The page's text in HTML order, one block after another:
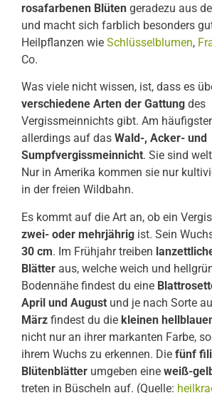
rosafarbenen Blüten geradezu aus
und macht sich farblich besonders
Heilpflanzen wie Schlüsselblumen,
Co.
Was viele nicht wissen, ist, dass es
verschiedene Arten der Gattung des
Vergissmeinnichts gibt. Am
allerdings auf das Wald-, Acker- und
Sumpfvergissmeinnicht. Sie sind
Nur in Amerika kommen sie nur
in der freien Wildbahn.
Es kommt auf die Art an, ob ein
zwei- oder mehrjährig ist. Sein
30 cm. Im Frühjahr treiben
Blätter aus, welche weich und
Bodennähe findest du eine
April und August und je nach Sorte
März findest du die kleinen
nicht nur an ihrer markanten Farbe,
ihrem Wuchs zu erkennen. Die fünf
Blütenblätter umgeben eine weiß-
treten in Büscheln auf. (Quelle: